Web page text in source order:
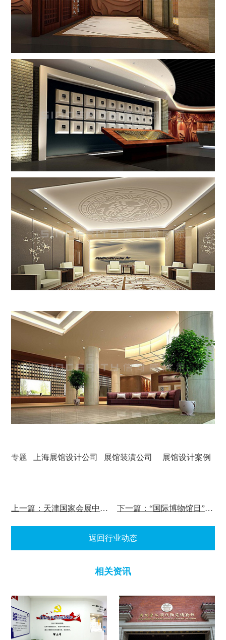
专题上海展馆设计公司 展馆装潢公司 展馆设计案例
上一篇：天津国家会展中心6月将举办首场展会 下一篇：“国际博物馆日”中国主会场落户首博
返回行业动态
相关资讯